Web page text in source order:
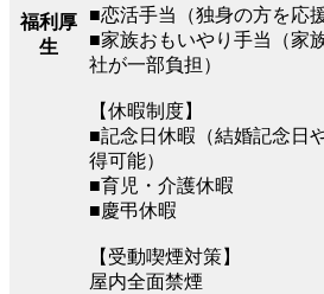
福利厚
生
■恋活手当（独身の方を応
■家族おもいやり手当（家
社が一部負担）
【休暇制度】
■記念日休暇（結婚記念日
得可能）
■育児・介護休暇
■慶弔休暇
【受動喫煙対策】
屋内全面禁煙